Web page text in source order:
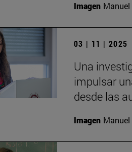
Imagen
03 | 11 | 2025
Una
impulsar
desde las
Imagen